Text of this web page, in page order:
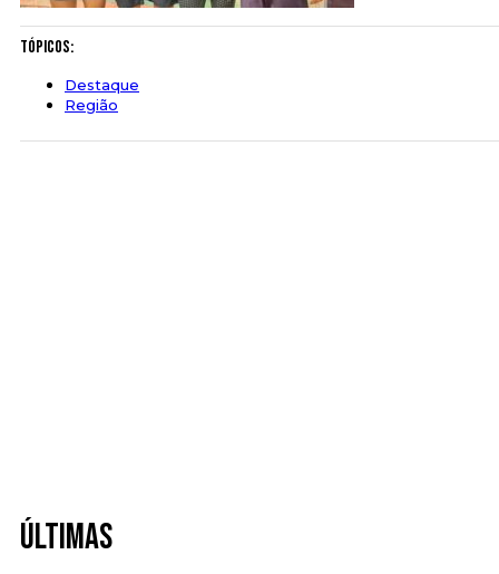
Tópicos:
Destaque
Região
Últimas